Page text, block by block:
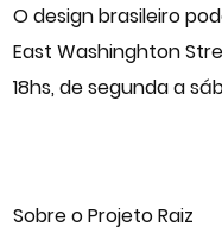
O design brasileiro
East Washinghton
18hs, de segunda a
Sobre o Projeto Raiz